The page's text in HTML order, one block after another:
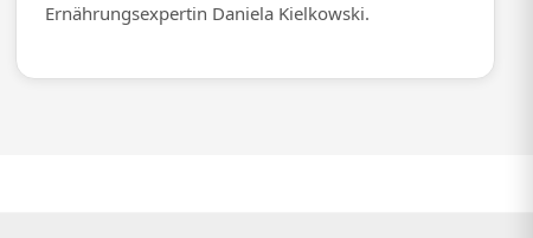
Ernährungsexpertin Daniela Kielkowski.